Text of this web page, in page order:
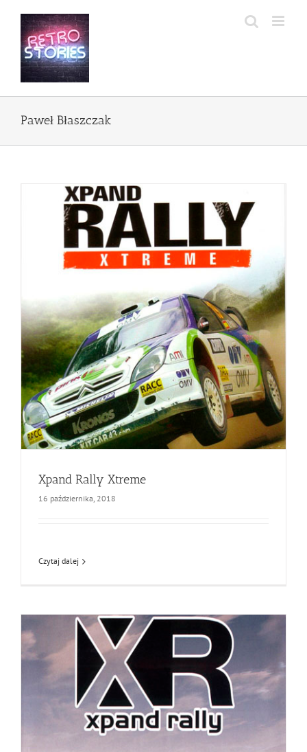
zawartości
Paweł Błaszczak
Xpand Rally Xtreme
16 października, 2018
Czytaj dalej